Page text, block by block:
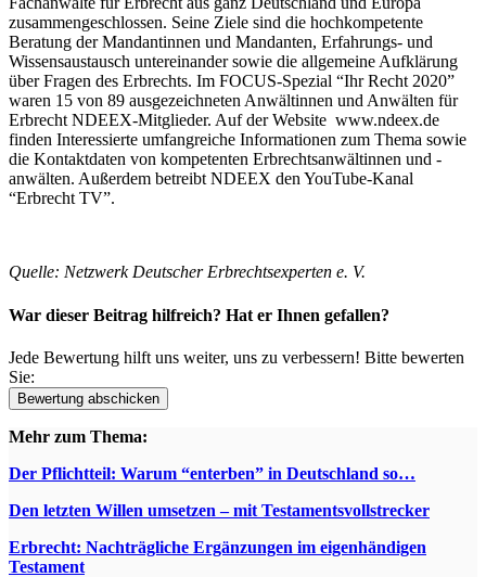
zusammengeschlossen. Seine Ziele sind die hochkompetente
Beratung der Mandantinnen und Mandanten, Erfahrungs- und
Wissensaustausch untereinander sowie die allgemeine Aufklärung
über Fragen des Erbrechts. Im FOCUS-Spezial “Ihr Recht 2020”
waren 15 von 89 ausgezeichneten Anwältinnen und Anwälten für
Erbrecht NDEEX-Mitglieder. Auf der Website www.ndeex.de
finden Interessierte umfangreiche Informationen zum Thema sowie
die Kontaktdaten von kompetenten Erbrechtsanwältinnen und -
anwälten. Außerdem betreibt NDEEX den YouTube-Kanal
“Erbrecht TV”.
Quelle: Netzwerk Deutscher Erbrechtsexperten e. V.
War dieser Beitrag hilfreich? Hat er Ihnen gefallen?
Jede Bewertung hilft uns weiter, uns zu verbessern! Bitte bewerten
Sie:
Mehr zum Thema:
Der Pflichtteil: Warum “enterben” in Deutschland so…
Den letzten Willen umsetzen – mit Testamentsvollstrecker
Erbrecht: Nachträgliche Ergänzungen im eigenhändigen
Testament